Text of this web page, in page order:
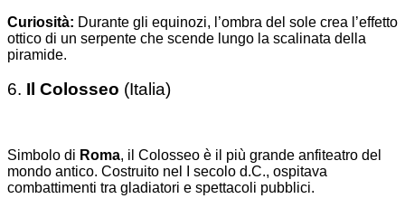
Curiosità: Durante gli equinozi, l’ombra del sole crea l’effetto
ottico di un serpente che scende lungo la scalinata della
piramide.
6. Il Colosseo (Italia)
Simbolo di Roma, il Colosseo è il più grande anfiteatro del
mondo antico. Costruito nel I secolo d.C., ospitava
combattimenti tra gladiatori e spettacoli pubblici.